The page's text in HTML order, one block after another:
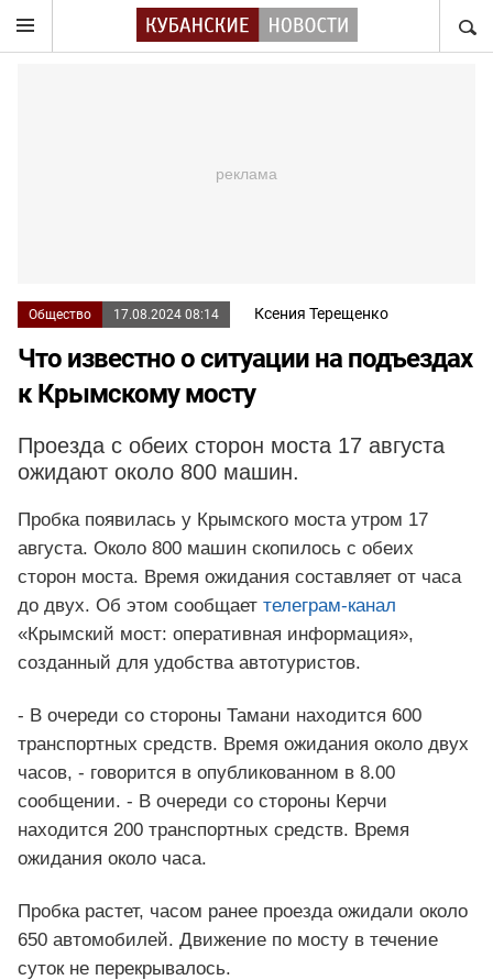
Общество 17.08.2024 08:14 Ксения Терещенко
Что известно о ситуации на подъездах
к Крымскому мосту
Проезда с обеих сторон моста 17 августа
ожидают около 800 машин.
Пробка появилась у Крымского моста утром 17
августа. Около 800 машин скопилось с обеих
сторон моста. Время ожидания составляет от часа
до двух. Об этом сообщает телеграм-канал
«Крымский мост: оперативная информация»,
созданный для удобства автотуристов.
- В очереди со стороны Тамани находится 600
транспортных средств. Время ожидания около двух
часов, - говорится в опубликованном в 8.00
сообщении. - В очереди со стороны Керчи
находится 200 транспортных средств. Время
ожидания около часа.
Пробка растет, часом ранее проезда ожидали около
650 автомобилей. Движение по мосту в течение
суток не перекрывалось.